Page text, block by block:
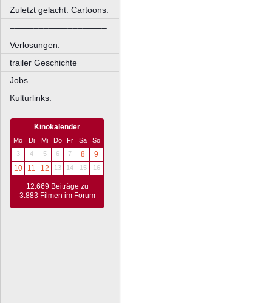
Zuletzt gelacht: Cartoons.
––––––––––––––––––––
Verlosungen.
trailer Geschichte
Jobs.
Kulturlinks.
Kinokalender
Mo Di Mi Do Fr Sa
So
3
4 5 6 7 8
9
10
11 12 13 14 15 16
12.669 Beiträge zu
3.883 Filmen im Forum